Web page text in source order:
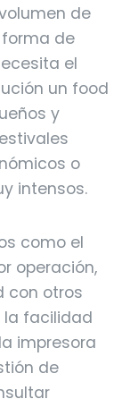
de
forma de
el
un food
y
o
intensos.
como el
operación,
con otros
la facilidad
impresora
de